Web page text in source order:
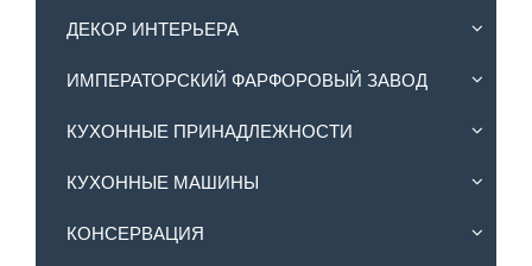
ДЕКОР ИНТЕРЬЕРА
ИМПЕРАТОРСКИЙ ФАРФОРОВЫЙ ЗАВОД
КУХОННЫЕ ПРИНАДЛЕЖНОСТИ
КУХОННЫЕ МАШИНЫ
КОНСЕРВАЦИЯ